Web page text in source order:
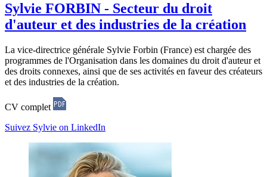
Sylvie FORBIN - Secteur du droit
d'auteur et des industries de la création
La vice-directrice générale Sylvie Forbin (France) est chargée des
programmes de l'Organisation dans les domaines du droit d'auteur et
des droits connexes, ainsi que de ses activités en faveur des créateurs
et des industries de la création.
CV complet
Suivez Sylvie on LinkedIn